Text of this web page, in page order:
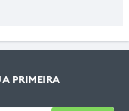
PRIMEIRA